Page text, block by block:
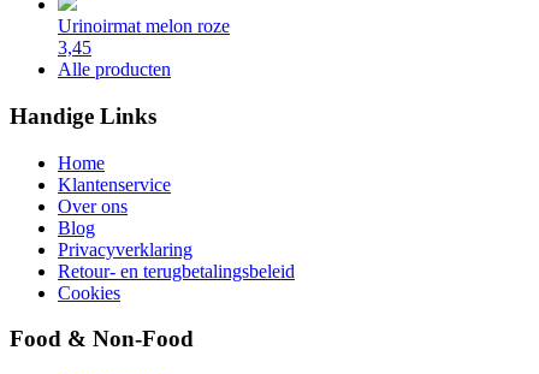
Urinoirmat melon roze
3,45
Alle producten
Handige Links
Home
Klantenservice
Over ons
Blog
Privacyverklaring
Retour- en terugbetalingsbeleid
Cookies
Food & Non-Food